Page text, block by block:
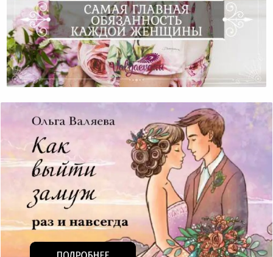
Самая Главная Обязанность Каждой Женщины